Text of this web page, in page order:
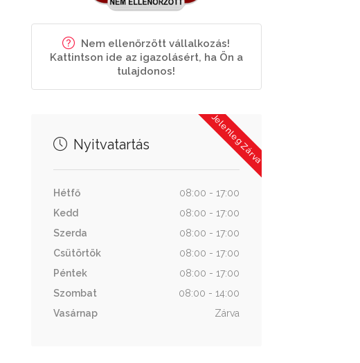
Nem ellenőrzött vállalkozás!
Kattintson ide az igazolásért, ha Ön a
tulajdonos!
Jelenleg Zárva
Nyitvatartás
Hétfő
08:00 - 17:00
Kedd
08:00 - 17:00
Szerda
08:00 - 17:00
Csütörtök
08:00 - 17:00
Péntek
08:00 - 17:00
Szombat
08:00 - 14:00
Vasárnap
Zárva